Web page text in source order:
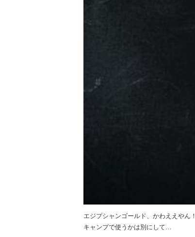
エジプシャンゴールド、かわええやん！
キャンプで使うかは別にして…